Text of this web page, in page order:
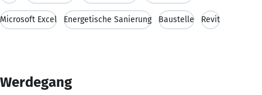
Microsoft Excel Energetische Sanierung Baustelle Revit
Werdegang